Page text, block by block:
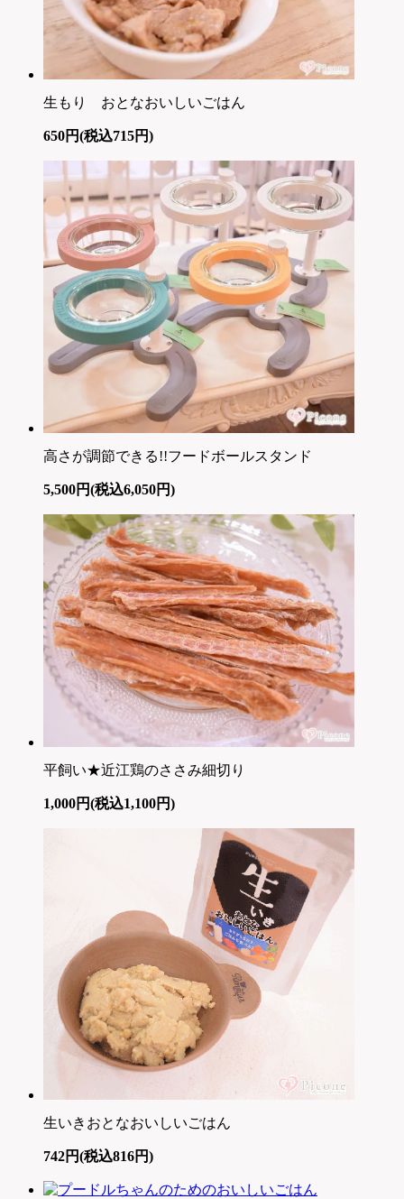
生もり おとなおいしいごはん
650円(税込715円)
高さが調節できる!!フードボールスタンド
5,500円(税込6,050円)
平飼い★近江鶏のささみ細切り
1,000円(税込1,100円)
生いきおとなおいしいごはん
742円(税込816円)